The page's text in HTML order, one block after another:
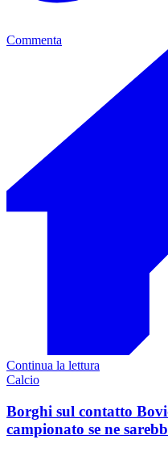
Commenta
Continua la lettura
Calcio
Borghi sul contatto
campionato se ne